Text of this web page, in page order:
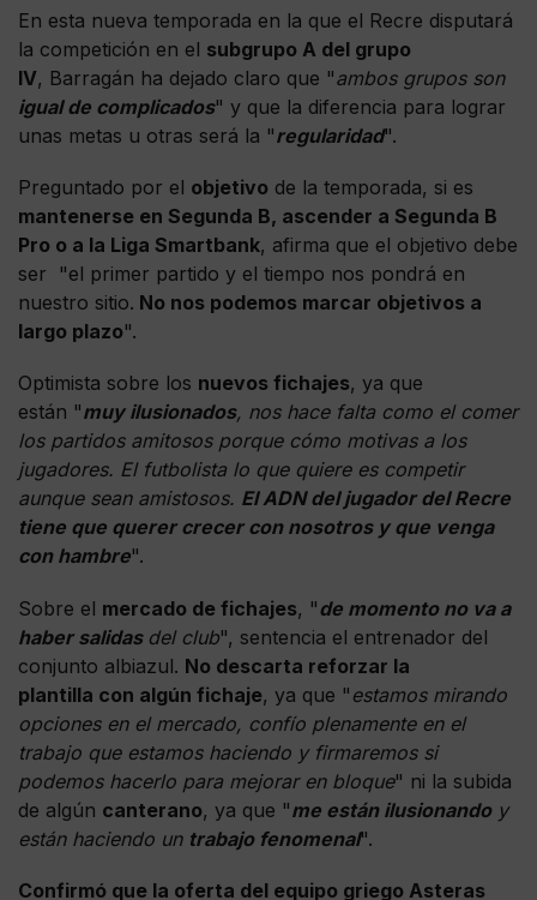
En esta nueva temporada en la que el Recre disputará
la competición en el subgrupo A del grupo
IV, Barragán ha dejado claro que "ambos grupos son
igual de complicados" y que la diferencia para lograr
unas metas u otras será la "regularidad".
Preguntado por el objetivo de la temporada, si es
mantenerse en Segunda B, ascender a Segunda B
Pro o a la Liga Smartbank, afirma que el objetivo debe
ser "el primer partido y el tiempo nos pondrá en
nuestro sitio. No nos podemos marcar objetivos a
largo plazo".
Optimista sobre los nuevos fichajes, ya que
están "muy ilusionados, nos hace falta como el comer
los partidos amitosos porque cómo motivas a los
jugadores. El futbolista lo que quiere es competir
aunque sean amistosos. El ADN del jugador del Recre
tiene que querer crecer con nosotros y que venga
con hambre".
Sobre el mercado de fichajes, "de momento no va a
haber salidas del club", sentencia el entrenador del
conjunto albiazul. No descarta reforzar la
plantilla con algún fichaje, ya que " estamos mirando
opciones en el mercado, confío plenamente en el
trabajo que estamos haciendo y firmaremos si
podemos hacerlo para mejorar en bloque" ni la subida
de algún canterano, ya que "me están ilusionandoy
están haciendo un trabajo fenomenal".
Confirmó que la oferta del equipo griego Asteras